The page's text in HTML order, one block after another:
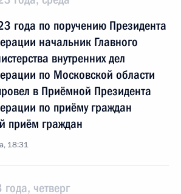
года по поручению Президента
начальник Главного
внутренних дел
по Московской области
в Приёмной Президента
по приёму граждан
приём граждан
18:31
четверг